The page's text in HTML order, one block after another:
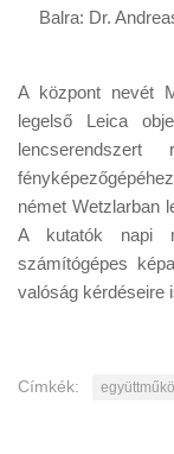
Balra: Dr.
A központ nevét
legelső Leica
német Wetzlarban
A kutatók napi
számítógépes
valóság kérdéseire
Címkék: